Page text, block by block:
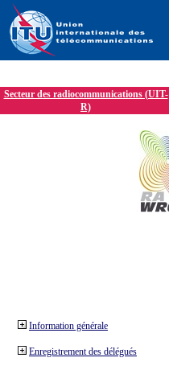
Secteur des radiocommunications (UIT-
R)
Information générale
Enregistrement des délégués